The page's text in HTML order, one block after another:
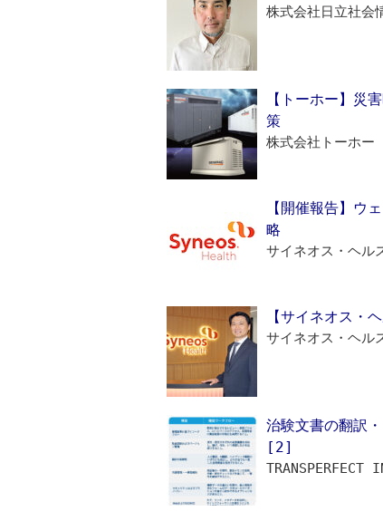
株式会社日立社会
【トーホー】災
策
株式会社トーホー
【開催報告】ウ
略
サイネオス・ヘル
【サイネオス・
サイネオス・ヘル
治験文書の翻訳
[2]
TRANSPERFECT